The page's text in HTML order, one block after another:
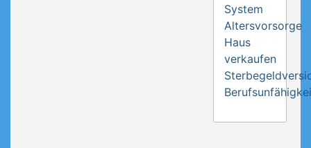
System
Altersvorsorge
Haus
verkaufen